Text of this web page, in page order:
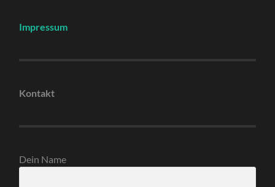
Impressum
Kontakt
Dein Name